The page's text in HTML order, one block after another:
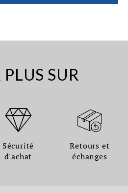
SUR
Sécurité
d'achat
Retours et
échanges